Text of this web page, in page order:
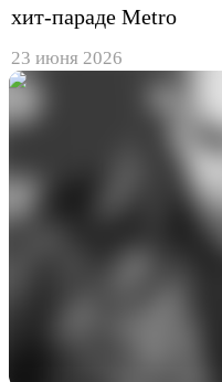
хит-параде Metro
23 июня 2026